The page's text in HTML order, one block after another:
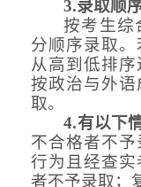
3.录取顺
按考生综
分顺序录取
从高到低排序
按政治与外
取。
4.有以下
不合格者不
行为且经查
者不予录取；